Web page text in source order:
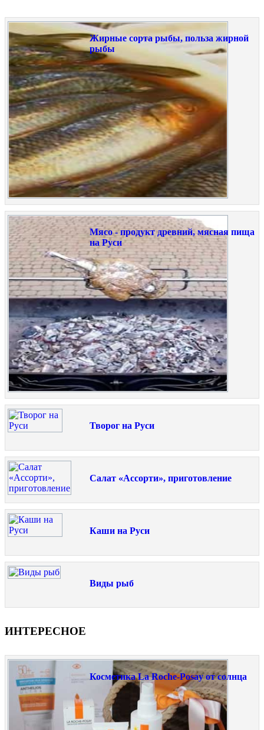
Жирные сорта рыбы, польза жирной
рыбы
Мясо - продукт древний, мясная пища
на Руси
Творог на Руси
Салат «Ассорти», приготовление
Каши на Руси
Виды рыб
ИНТЕРЕСНОЕ
Косметика La Roche-Posay от солнца